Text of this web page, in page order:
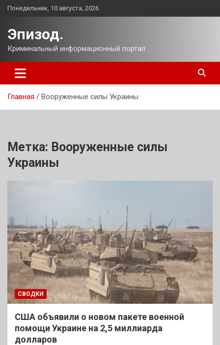
Перейти
Понедельник, 10 августа, 2026
Эпизод.
Криминальный информационный портал.
Главная Вооруженные силы Украины
Метка: Вооруженные силы
Украины
СВОДКИ
США объявили о новом пакете военной
помощи Украине на 2,5 миллиарда
долларов